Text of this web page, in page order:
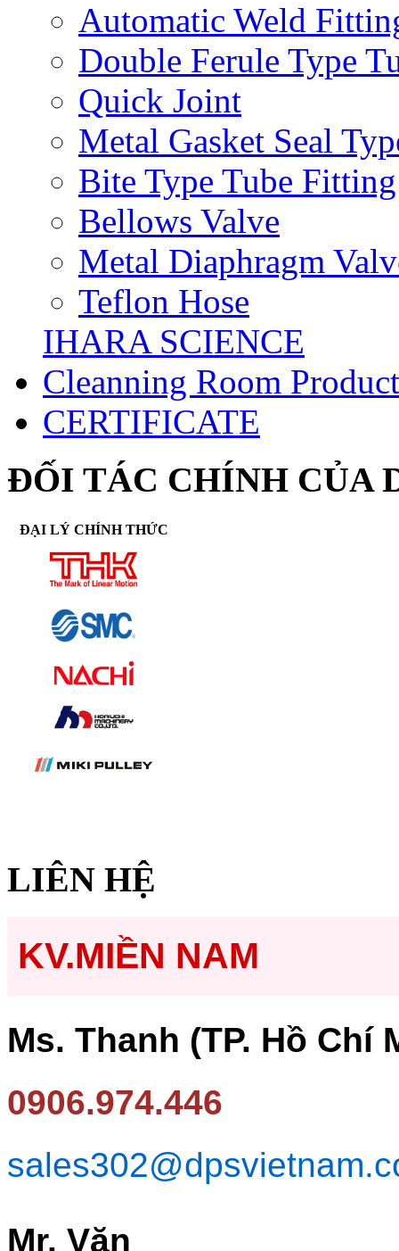
Automatic Weld
Double Ferule Type
Quick Joint
Metal Gasket Seal
Bite Type Tube Fitting
Bellows Valve
Metal Diaphragm
Teflon Hose
IHARA SCIENCE
Cleanning Room
CERTIFICATE
ĐỐI TÁC CHÍNH CỦA
ĐẠI LÝ CHÍNH THỨC
LIÊN HỆ
KV.MIỀN NAM
Ms. Thanh (TP. Hồ Chí
0906.974.446
Mr. Văn